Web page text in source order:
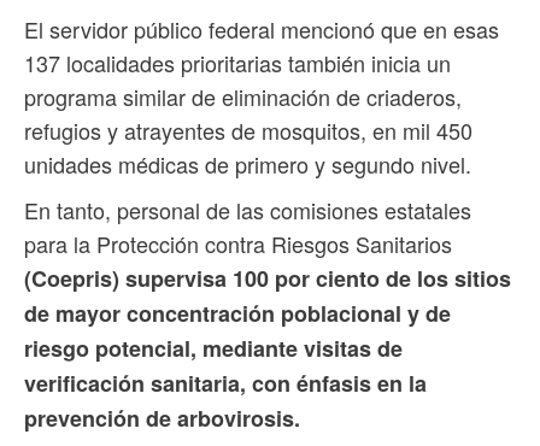
El servidor público federal mencionó que en esas
137 localidades prioritarias también inicia un
programa similar de eliminación de criaderos,
refugios y atrayentes de mosquitos, en mil 450
unidades médicas de primero y segundo nivel.
En tanto, personal de las comisiones estatales
para la Protección contra Riesgos Sanitarios
(Coepris) supervisa 100 por ciento de los sitios
de mayor concentración poblacional y de
riesgo potencial, mediante visitas de
verificación sanitaria, con énfasis en la
prevención de arbovirosis.